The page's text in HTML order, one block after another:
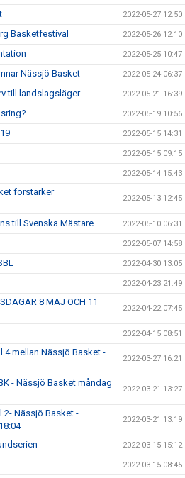
2022-05-27 12:50
Basketfestival 2022-05-26 12:10
2022-05-25 10:47
Nässjö Basket 2022-05-24 06:37
till landslagsläger 2022-05-21 16:39
2022-05-19 10:56
2022-05-15 14:31
2022-05-15 09:15
2022-05-14 15:43
förstärker
2022-05-13 12:45
till Svenska Mästare 2022-05-10 06:31
2022-05-07 14:58
2022-04-30 13:05
2022-04-23 21:49
8 MAJ OCH 11
2022-04-22 07:45
2022-04-15 08:51
4 mellan Nässjö Basket -
2022-03-27 16:21
- Nässjö Basket måndag
2022-03-21 13:27
2- Nässjö Basket -
2022-03-21 13:19
2022-03-15 15:12
2022-03-15 08:45